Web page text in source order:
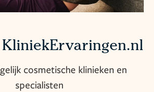
cosmetische klinieken en
specialisten